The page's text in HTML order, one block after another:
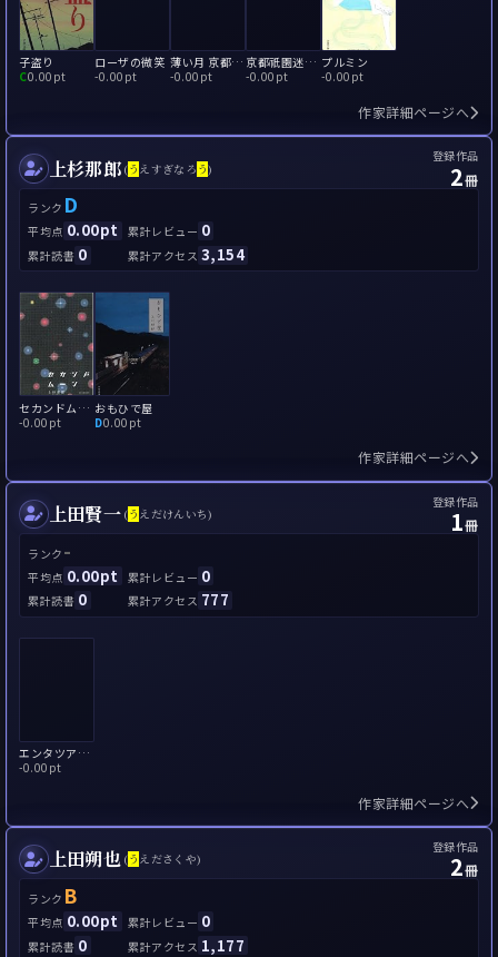
子盗り
C0.00pt
ローザの微笑
-0.00pt
薄い月 京都迷宮事件簿
-0.00pt
京都祇園迷宮事件
-0.00pt
プルミン
-0.00pt
作家詳細ページへ
上杉那郎 (う えすぎなろ う)
登録作品
2冊
ランク D
平均点 0.00pt 累計レビュー 0
累計読書 0 累計アクセス 3,154
セカンドムーン
-0.00pt
おもひで屋
D0.00pt
作家詳細ページへ
上田賢一 (う えだけんいち)
登録作品
1冊
ランク -
平均点 0.00pt 累計レビュー 0
累計読書 0 累計アクセス 777
エンタツアチャコぼくらは探偵
-0.00pt
作家詳細ページへ
上田朔也 (う えださくや)
登録作品
2冊
ランク B
平均点 0.00pt 累計レビュー 0
累計読書 0 累計アクセス 1,177